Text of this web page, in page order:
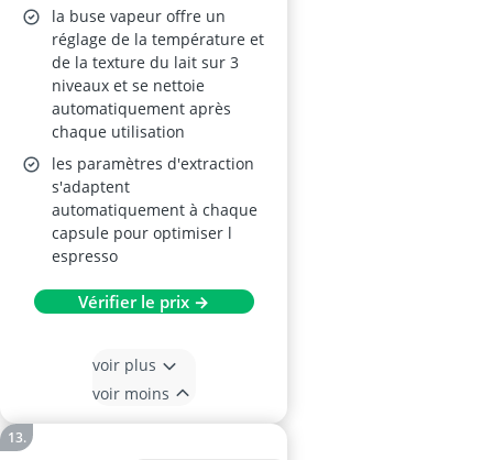
la buse vapeur offre un
réglage de la température et
de la texture du lait sur 3
niveaux et se nettoie
automatiquement après
chaque utilisation
les paramètres d'extraction
s'adaptent
automatiquement à chaque
capsule pour optimiser l
espresso
Vérifier le prix →
voir plus
voir moins